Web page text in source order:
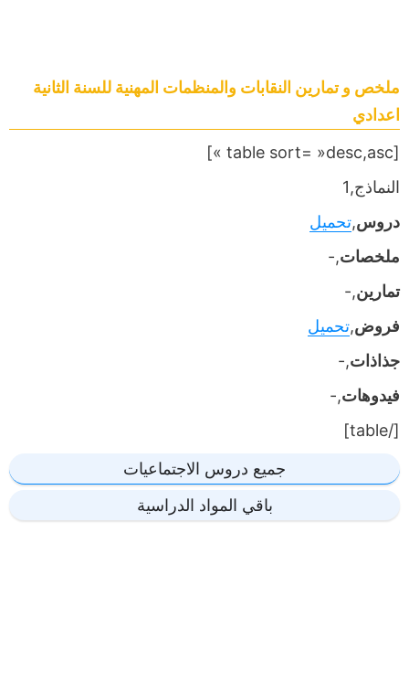
ملخص و تمارين النقابات والمنظمات المهنية للسنة الثانية
اعدادي
[table sort= »desc,asc »]
النماذج,1
دروس,تحميل
ملخصات,-
تمارين,-
فروض,تحميل
جذاذات,-
فيدوهات,-
[/table]
جميع دروس الاجتماعيات
باقي المواد الدراسية